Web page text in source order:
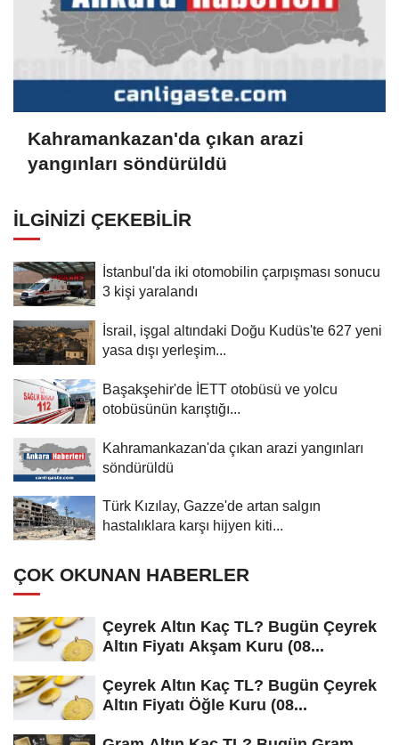
Kahramankazan'da çıkan arazi
yangınları söndürüldü
İLGINIZI ÇEKEBILIR
İstanbul'da iki otomobilin çarpışması sonucu
3 kişi yaralandı
İsrail, işgal altındaki Doğu Kudüs'te 627 yeni
yasa dışı yerleşim...
Başakşehir'de İETT otobüsü ve yolcu
otobüsünün karıştığı...
Kahramankazan'da çıkan arazi yangınları
söndürüldü
Türk Kızılay, Gazze'de artan salgın
hastalıklara karşı hijyen kiti...
ÇOK OKUNAN HABERLER
Çeyrek Altın Kaç TL? Bugün Çeyrek
Altın Fiyatı Akşam Kuru (08...
Çeyrek Altın Kaç TL? Bugün Çeyrek
Altın Fiyatı Öğle Kuru (08...